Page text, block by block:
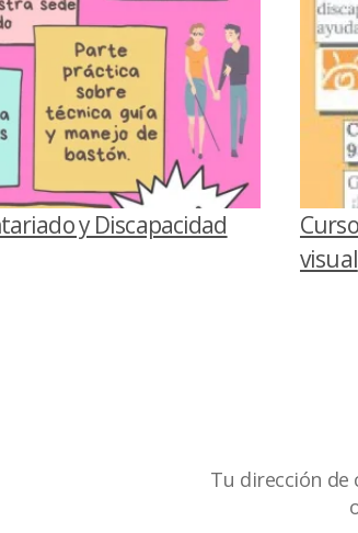
y Discapacidad
visual
Tu dirección de